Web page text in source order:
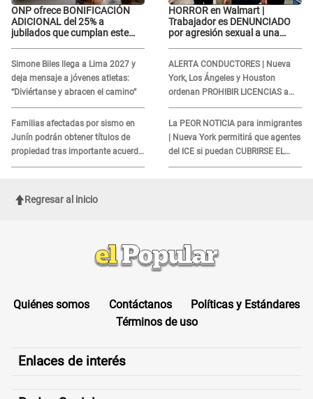
ONP ofrece BONIFICACIÓN
ADICIONAL del 25% a
jubilados que cumplan este
Simone Biles llega a Lima 2027 y
deja mensaje a jóvenes atletas:
“Diviértanse y abracen el camino”
Familias afectadas por sismo en
Junín podrán obtener títulos de
propiedad tras importante acuerdo
de Cofopri
HORROR en Walmart |
Trabajador es DENUNCIADO
por agresión sexual a una
ALERTA CONDUCTORES | Nueva
York, Los Ángeles y Houston
ordenan PROHIBIR LICENCIAS a
quienes no presenten ESTE
DOCUMENTO
La PEOR NOTICIA para inmigrantes
| Nueva York permitirá que agentes
del ICE si puedan CUBRIRSE EL
ROSTRO
Regresar al inicio
Quiénes somos Contáctanos
Políticas y Estándares
Términos de uso
Enlaces de interés